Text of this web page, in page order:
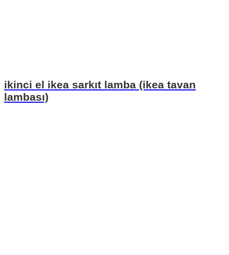
ikinci el ikea sarkıt lamba (ikea tavan
lambası)